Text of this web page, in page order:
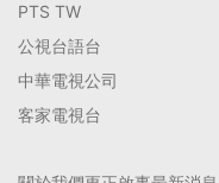
PTS TW
公視台語台
中華電視公司
客家電視台